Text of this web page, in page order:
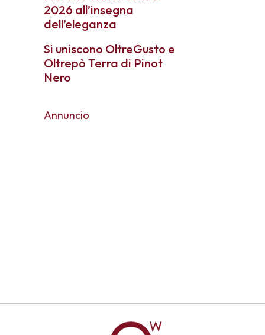
2026 all’insegna
dell’eleganza
Si uniscono OltreGusto e
Oltrepò Terra di Pinot
Nero
Annuncio